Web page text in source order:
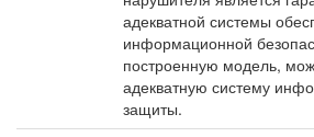
адекватной системы
информационной
построенную модель,
адекватную систему
защиты.